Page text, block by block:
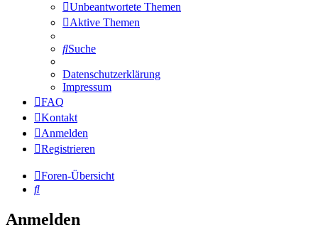
Unbeantwortete Themen
Aktive Themen
Suche
Datenschutzerklärung
Impressum
FAQ
Kontakt
Anmelden
Registrieren
Foren-Übersicht
Suche
Anmelden